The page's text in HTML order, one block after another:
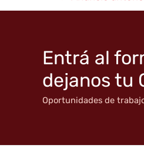
de
Entrá al
dejanos tu
Oportunidades de